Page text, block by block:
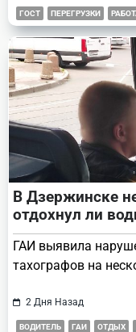
ГОСТ ПЕРЕГРУЗКИ
В Дзержинске
отдохнул ли
ГАИ выявила
тахографов на
2 Дня Назад
ВОДИТЕЛЬ ГАИ ОТДЫХ